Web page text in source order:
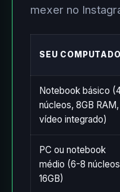
mexer no
SEU
Notebook básico
núcleos, 8GB RAM,
vídeo integrado)
PC ou notebook
médio (6-8
16GB)